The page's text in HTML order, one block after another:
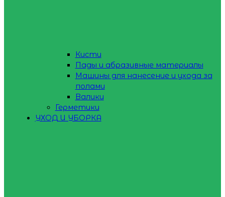
Кисти
Пады и абразивные материалы
Машины для нанесение и ухода за
полами
Валики
Герметики
УХОД И УБОРКА